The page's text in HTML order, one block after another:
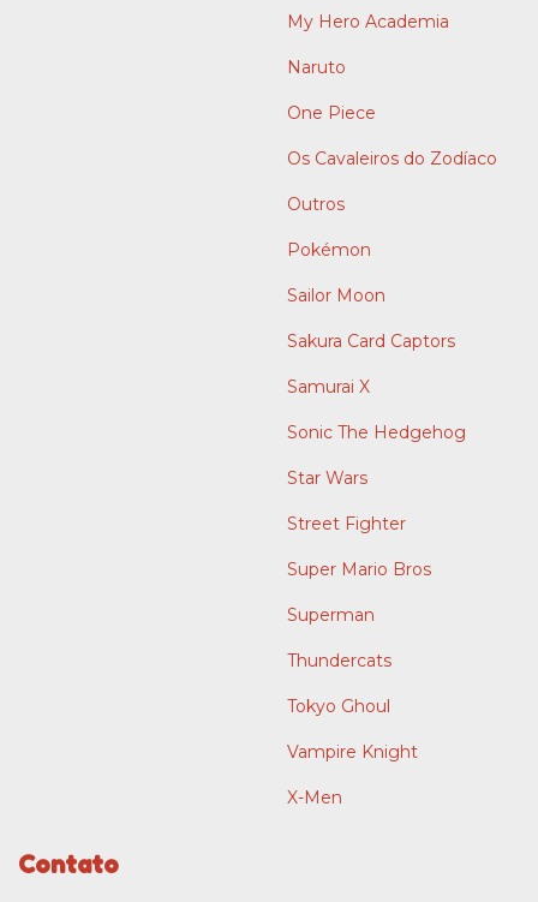
My Hero Academia
Naruto
One Piece
Os Cavaleiros do Zodíaco
Outros
Pokémon
Sailor Moon
Sakura Card Captors
Samurai X
Sonic The Hedgehog
Star Wars
Street Fighter
Super Mario Bros
Superman
Thundercats
Tokyo Ghoul
Vampire Knight
X-Men
Contato